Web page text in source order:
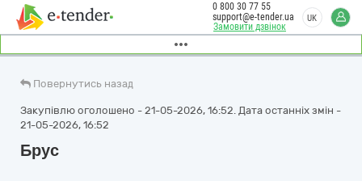
Замовити дзвінок
0 800 30 77 55
support@e-tender.ua
UK
Повернутись назад
Закупівлю оголошено - 21-05-2026, 16:52. Дата останніх змін -
21-05-2026, 16:52
Брус